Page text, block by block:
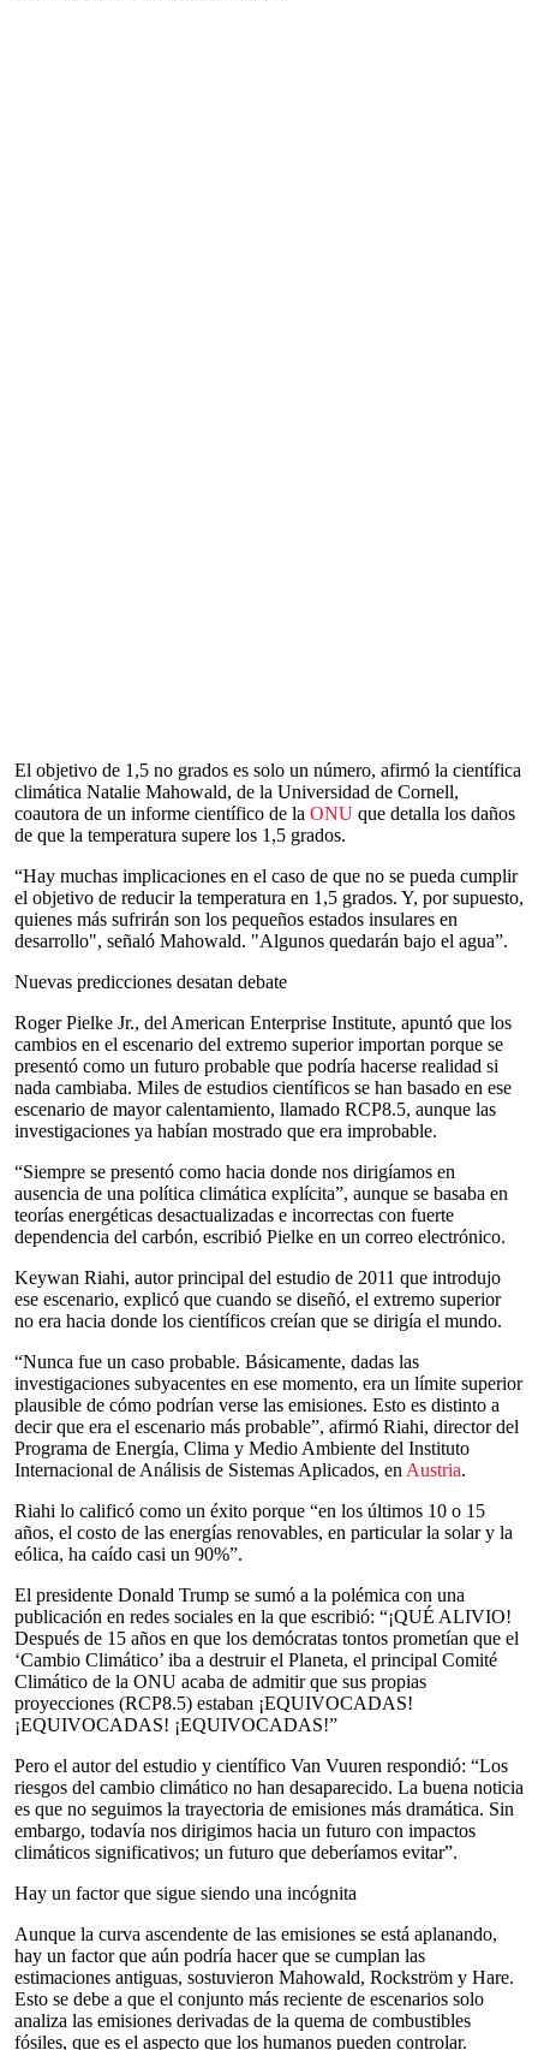
El objetivo de 1,5 no grados es solo un número, afirmó la científica
climática Natalie Mahowald, de la Universidad de Cornell,
coautora de un informe científico de la ONU que detalla los daños
de que la temperatura supere los 1,5 grados.
“Hay muchas implicaciones en el caso de que no se pueda cumplir
el objetivo de reducir la temperatura en 1,5 grados. Y, por supuesto,
quienes más sufrirán son los pequeños estados insulares en
desarrollo", señaló Mahowald. "Algunos quedarán bajo el agua”.
Nuevas predicciones desatan debate
Roger Pielke Jr., del American Enterprise Institute, apuntó que los
cambios en el escenario del extremo superior importan porque se
presentó como un futuro probable que podría hacerse realidad si
nada cambiaba. Miles de estudios científicos se han basado en ese
escenario de mayor calentamiento, llamado RCP8.5, aunque las
investigaciones ya habían mostrado que era improbable.
“Siempre se presentó como hacia donde nos dirigíamos en
ausencia de una política climática explícita”, aunque se basaba en
teorías energéticas desactualizadas e incorrectas con fuerte
dependencia del carbón, escribió Pielke en un correo electrónico.
Keywan Riahi, autor principal del estudio de 2011 que introdujo
ese escenario, explicó que cuando se diseñó, el extremo superior
no era hacia donde los científicos creían que se dirigía el mundo.
“Nunca fue un caso probable. Básicamente, dadas las
investigaciones subyacentes en ese momento, era un límite superior
plausible de cómo podrían verse las emisiones. Esto es distinto a
decir que era el escenario más probable”, afirmó Riahi, director del
Programa de Energía, Clima y Medio Ambiente del Instituto
Internacional de Análisis de Sistemas Aplicados, en Austria.
Riahi lo calificó como un éxito porque “en los últimos 10 o 15
años, el costo de las energías renovables, en particular la solar y la
eólica, ha caído casi un 90%”.
El presidente Donald Trump se sumó a la polémica con una
publicación en redes sociales en la que escribió: “¡QUÉ ALIVIO!
Después de 15 años en que los demócratas tontos prometían que el
‘Cambio Climático’ iba a destruir el Planeta, el principal Comité
Climático de la ONU acaba de admitir que sus propias
proyecciones (RCP8.5) estaban ¡EQUIVOCADAS!
¡EQUIVOCADAS! ¡EQUIVOCADAS!”
Pero el autor del estudio y científico Van Vuuren respondió: “Los
riesgos del cambio climático no han desaparecido. La buena noticia
es que no seguimos la trayectoria de emisiones más dramática. Sin
embargo, todavía nos dirigimos hacia un futuro con impactos
climáticos significativos; un futuro que deberíamos evitar”.
Hay un factor que sigue siendo una incógnita
Aunque la curva ascendente de las emisiones se está aplanando,
hay un factor que aún podría hacer que se cumplan las
estimaciones antiguas, sostuvieron Mahowald, Rockström y Hare.
Esto se debe a que el conjunto más reciente de escenarios solo
analiza las emisiones derivadas de la quema de combustibles
fósiles, que es el aspecto que los humanos pueden controlar.